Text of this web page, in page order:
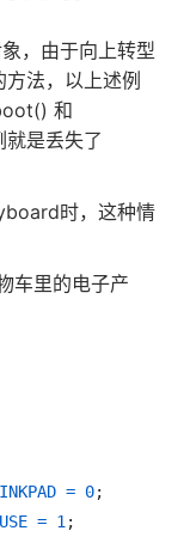
，由于向上转型
法，以上述例
和
是丢失了
时，这种情
车里的电子产
= 0;
= 1 ;